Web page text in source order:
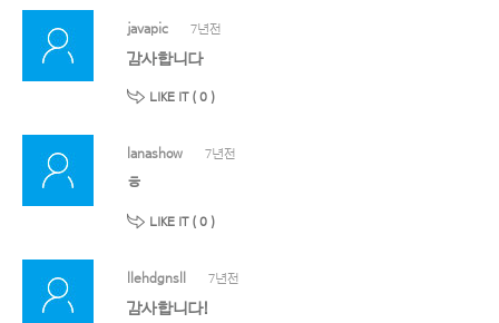
javapic 7년전
감사합니다
LIKE IT ( 0 )
lanashow 7년전
ㅎ
LIKE IT ( 0 )
llehdgnsll 7년전
감사합니다!